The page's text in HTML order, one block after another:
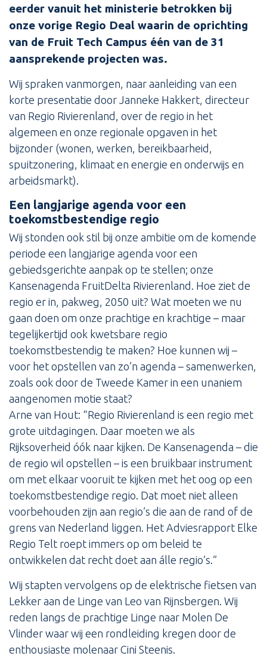
eerder vanuit het ministerie betrokken bij
onze vorige Regio Deal waarin de oprichting
van de Fruit Tech Campus één van de 31
aansprekende projecten was.
Wij spraken vanmorgen, naar aanleiding van een
korte presentatie door Janneke Hakkert, directeur
van Regio Rivierenland, over de regio in het
algemeen en onze regionale opgaven in het
bijzonder (wonen, werken, bereikbaarheid,
spuitzonering, klimaat en energie en onderwijs en
arbeidsmarkt).
Een langjarige agenda voor een
toekomstbestendige regio
Wij stonden ook stil bij onze ambitie om de komende
periode een langjarige agenda voor een
gebiedsgerichte aanpak op te stellen; onze
Kansenagenda FruitDelta Rivierenland. Hoe ziet de
regio er in, pakweg, 2050 uit? Wat moeten we nu
gaan doen om onze prachtige en krachtige – maar
tegelijkertijd ook kwetsbare regio
toekomstbestendig te maken? Hoe kunnen wij –
voor het opstellen van zo’n agenda – samenwerken,
zoals ook door de Tweede Kamer in een unaniem
aangenomen motie staat?
Arne van Hout: “Regio Rivierenland is een regio met
grote uitdagingen. Daar moeten we als
Rijksoverheid óók naar kijken. De Kansenagenda – die
de regio wil opstellen – is een bruikbaar instrument
om met elkaar vooruit te kijken met het oog op een
toekomstbestendige regio. Dat moet niet alleen
voorbehouden zijn aan regio’s die aan de rand of de
grens van Nederland liggen. Het Adviesrapport Elke
Regio Telt roept immers op om beleid te
ontwikkelen dat recht doet aan álle regio’s.”
Wij stapten vervolgens op de elektrische fietsen van
Lekker aan de Linge van Leo van Rijnsbergen. Wij
reden langs de prachtige Linge naar Molen De
Vlinder waar wij een rondleiding kregen door de
enthousiaste molenaar Cini Steenis.